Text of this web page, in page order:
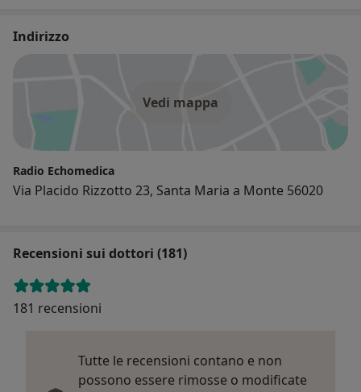
Indirizzo
Vedi mappa
Radio Echomedica
Via Placido Rizzotto 23, Santa Maria a Monte 56020
Recensioni sui dottori (181)
181 recensioni
Tutte le recensioni contano e non
possono essere rimosse o modificate